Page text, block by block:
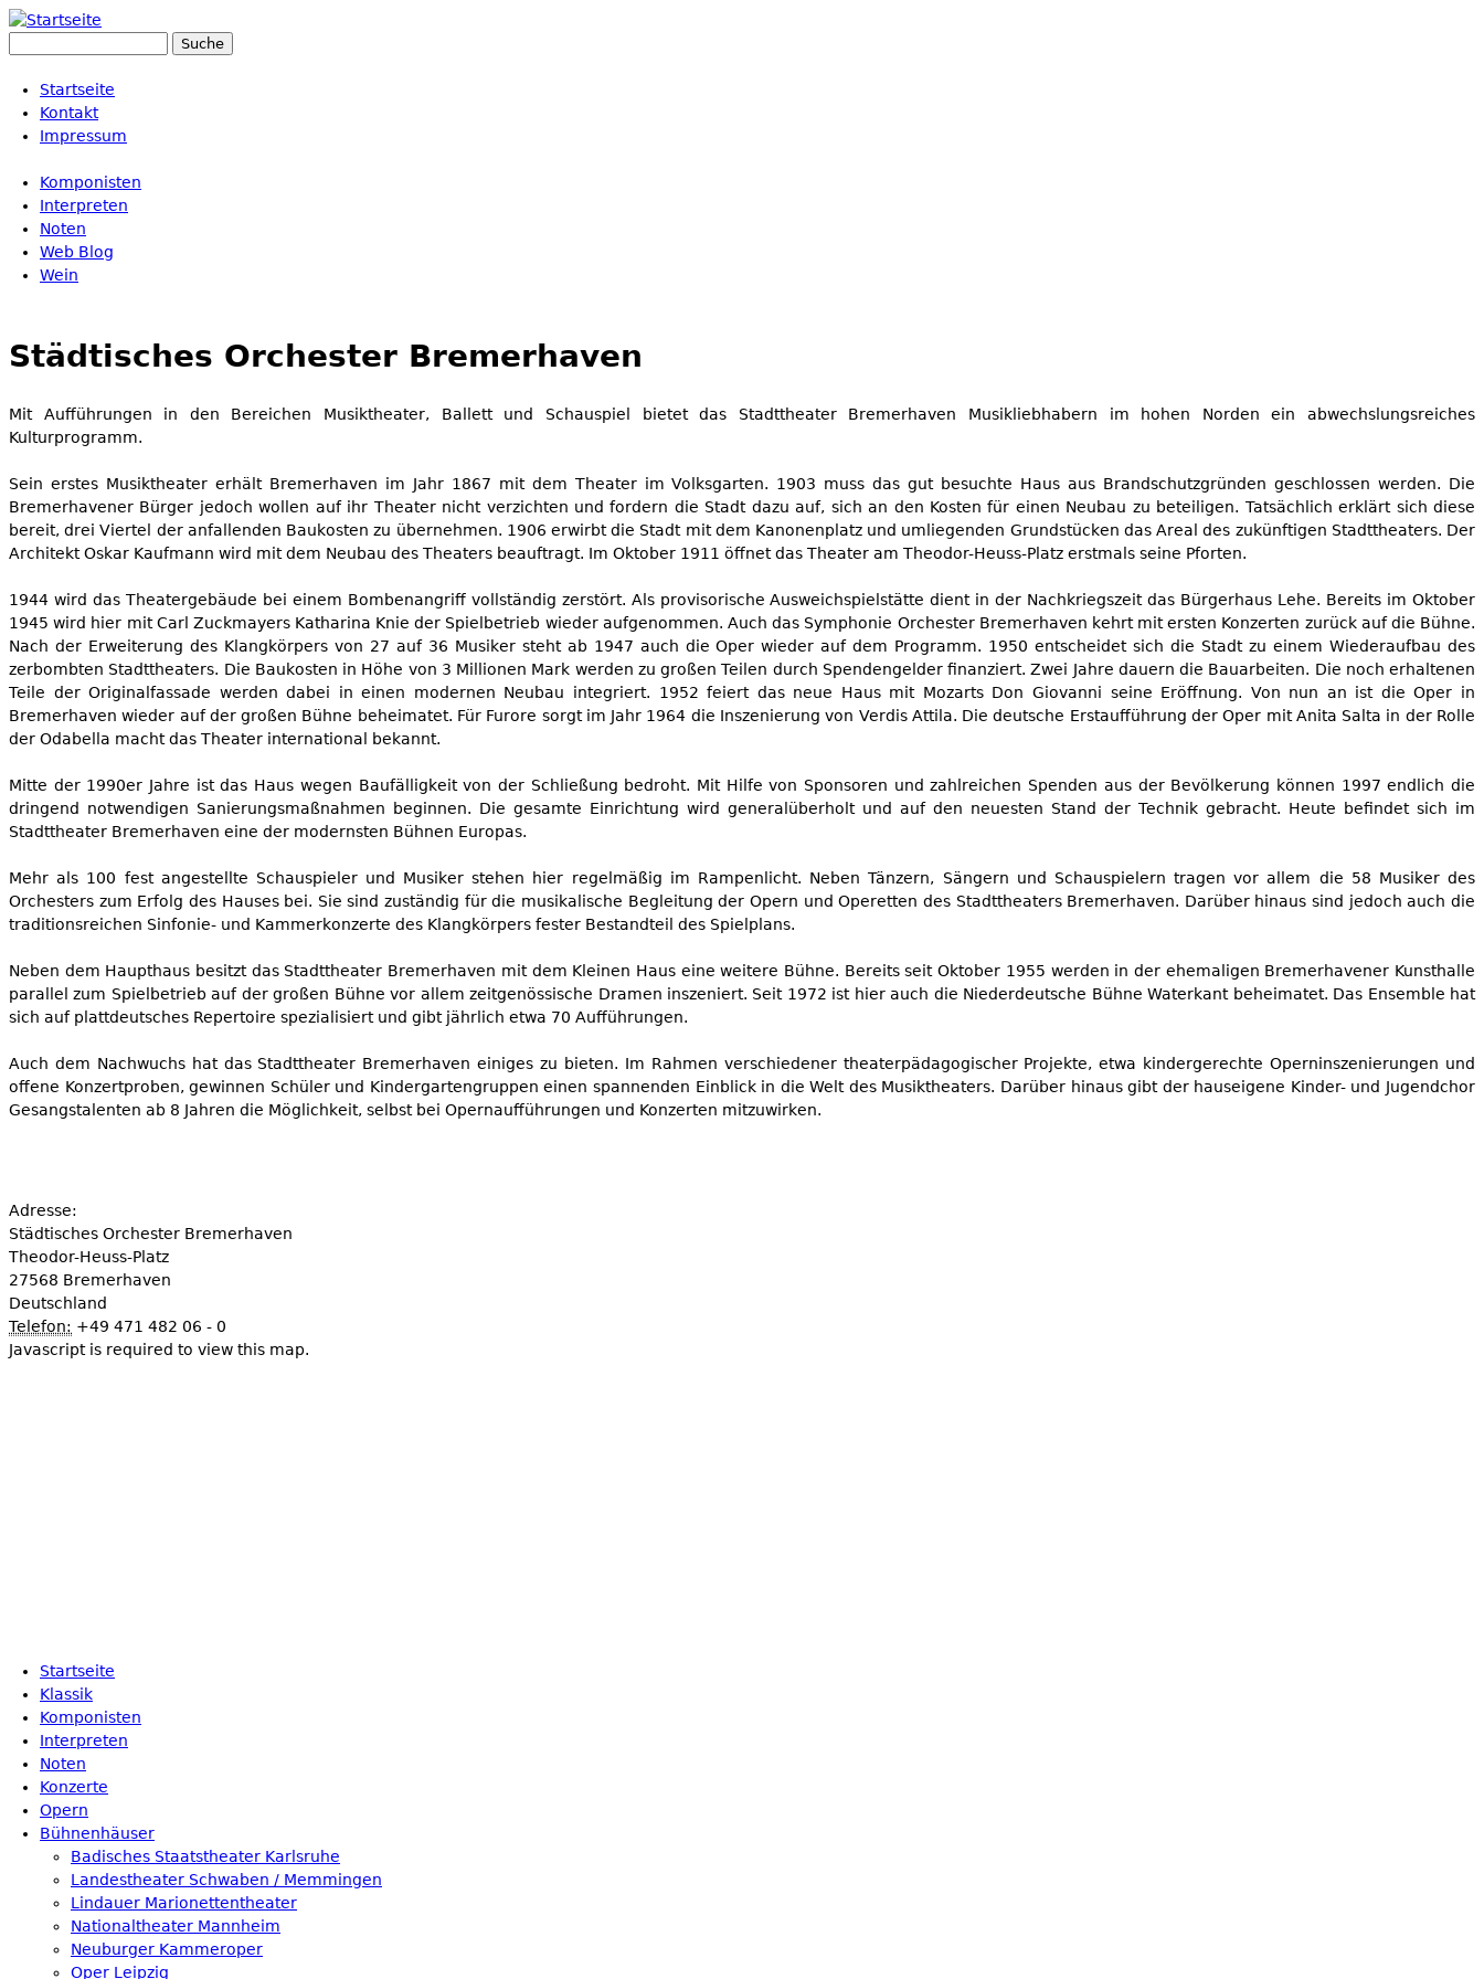
Startseite
Kontakt
Impressum
Komponisten
Interpreten
Noten
Web Blog
Wein
Städtisches Orchester Bremerhaven
Mit Aufführungen in den Bereichen Musiktheater, Ballett und Schauspiel bietet das Stadttheater Bremerhaven Musikliebhabern im hohen Norden ein abwechslungsreiches
Kulturprogramm.
Sein erstes Musiktheater erhält Bremerhaven im Jahr 1867 mit dem Theater im Volksgarten. 1903 muss das gut besuchte Haus aus Brandschutzgründen geschlossen werden. Die
Bremerhavener Bürger jedoch wollen auf ihr Theater nicht verzichten und fordern die Stadt dazu auf, sich an den Kosten für einen Neubau zu beteiligen. Tatsächlich erklärt sich diese
bereit, drei Viertel der anfallenden Baukosten zu übernehmen. 1906 erwirbt die Stadt mit dem Kanonenplatz und umliegenden Grundstücken das Areal des zukünftigen Stadttheaters. Der
Architekt Oskar Kaufmann wird mit dem Neubau des Theaters beauftragt. Im Oktober 1911 öffnet das Theater am Theodor-Heuss-Platz erstmals seine Pforten.
1944 wird das Theatergebäude bei einem Bombenangriff vollständig zerstört. Als provisorische Ausweichspielstätte dient in der Nachkriegszeit das Bürgerhaus Lehe. Bereits im Oktober
1945 wird hier mit Carl Zuckmayers Katharina Knie der Spielbetrieb wieder aufgenommen. Auch das Symphonie Orchester Bremerhaven kehrt mit ersten Konzerten zurück auf die Bühne.
Nach der Erweiterung des Klangkörpers von 27 auf 36 Musiker steht ab 1947 auch die Oper wieder auf dem Programm. 1950 entscheidet sich die Stadt zu einem Wiederaufbau des
zerbombten Stadttheaters. Die Baukosten in Höhe von 3 Millionen Mark werden zu großen Teilen durch Spendengelder finanziert. Zwei Jahre dauern die Bauarbeiten. Die noch erhaltenen
Teile der Originalfassade werden dabei in einen modernen Neubau integriert. 1952 feiert das neue Haus mit Mozarts Don Giovanni seine Eröffnung. Von nun an ist die Oper in
Bremerhaven wieder auf der großen Bühne beheimatet. Für Furore sorgt im Jahr 1964 die Inszenierung von Verdis Attila. Die deutsche Erstaufführung der Oper mit Anita Salta in der Rolle
der Odabella macht das Theater international bekannt.
Mitte der 1990er Jahre ist das Haus wegen Baufälligkeit von der Schließung bedroht. Mit Hilfe von Sponsoren und zahlreichen Spenden aus der Bevölkerung können 1997 endlich die
dringend notwendigen Sanierungsmaßnahmen beginnen. Die gesamte Einrichtung wird generalüberholt und auf den neuesten Stand der Technik gebracht. Heute befindet sich im
Stadttheater Bremerhaven eine der modernsten Bühnen Europas.
Mehr als 100 fest angestellte Schauspieler und Musiker stehen hier regelmäßig im Rampenlicht. Neben Tänzern, Sängern und Schauspielern tragen vor allem die 58 Musiker des
Orchesters zum Erfolg des Hauses bei. Sie sind zuständig für die musikalische Begleitung der Opern und Operetten des Stadttheaters Bremerhaven. Darüber hinaus sind jedoch auch die
traditionsreichen Sinfonie- und Kammerkonzerte des Klangkörpers fester Bestandteil des Spielplans.
Neben dem Haupthaus besitzt das Stadttheater Bremerhaven mit dem Kleinen Haus eine weitere Bühne. Bereits seit Oktober 1955 werden in der ehemaligen Bremerhavener Kunsthalle
parallel zum Spielbetrieb auf der großen Bühne vor allem zeitgenössische Dramen inszeniert. Seit 1972 ist hier auch die Niederdeutsche Bühne Waterkant beheimatet. Das Ensemble hat
sich auf plattdeutsches Repertoire spezialisiert und gibt jährlich etwa 70 Aufführungen.
Auch dem Nachwuchs hat das Stadttheater Bremerhaven einiges zu bieten. Im Rahmen verschiedener theaterpädagogischer Projekte, etwa kindergerechte Operninszenierungen und
offene Konzertproben, gewinnen Schüler und Kindergartengruppen einen spannenden Einblick in die Welt des Musiktheaters. Darüber hinaus gibt der hauseigene Kinder- und Jugendchor
Gesangstalenten ab 8 Jahren die Möglichkeit, selbst bei Opernaufführungen und Konzerten mitzuwirken.
Adresse:
Städtisches Orchester Bremerhaven
Theodor-Heuss-Platz
27568 Bremerhaven
Deutschland
Telefon: +49 471 482 06 - 0
Javascript is required to view this map.
Startseite
Klassik
Komponisten
Interpreten
Noten
Konzerte
Opern
Bühnenhäuser
Badisches Staatstheater Karlsruhe
Landestheater Schwaben / Memmingen
Lindauer Marionettentheater
Nationaltheater Mannheim
Neuburger Kammeroper
Oper Leipzig